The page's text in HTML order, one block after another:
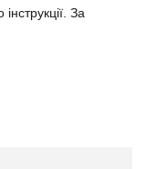
За